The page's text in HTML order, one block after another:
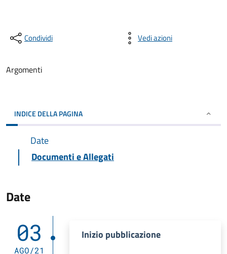
Condividi Vedi azioni
Argomenti
INDICE DELLA PAGINA
Date
Documenti e Allegati
Date
03
AGO/21
Inizio pubblicazione